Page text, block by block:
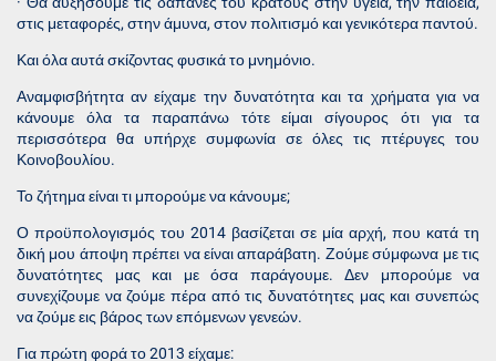
στις μεταφορές, στην άμυνα, στον πολιτισμό και γενικότερα παντού.
Και όλα αυτά σκίζοντας φυσικά το μνημόνιο.
Αναμφισβήτητα αν είχαμε την δυνατότητα και τα χρήματα για να
κάνουμε όλα τα παραπάνω τότε είμαι σίγουρος ότι για τα
περισσότερα θα υπήρχε συμφωνία σε όλες τις πτέρυγες του
Κοινοβουλίου.
Το ζήτημα είναι τι μπορούμε να κάνουμε;
Ο προϋπολογισμός του 2014 βασίζεται σε μία αρχή, που κατά τη
δική μου άποψη πρέπει να είναι απαράβατη. Ζούμε σύμφωνα με τις
δυνατότητες μας και με όσα παράγουμε. Δεν μπορούμε να
συνεχίζουμε να ζούμε πέρα από τις δυνατότητες μας και συνεπώς
να ζούμε εις βάρος των επόμενων γενεών.
Για πρώτη φορά το 2013 είχαμε: